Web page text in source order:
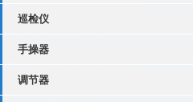
巡检仪
手操器
调节器